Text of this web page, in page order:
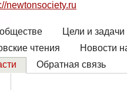
Цели и
чтения
Новости
Обратная связь